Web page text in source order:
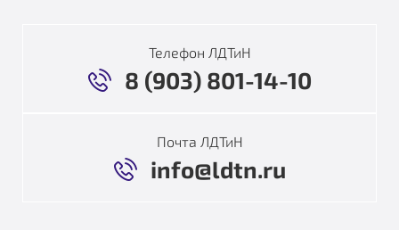
Телефон ЛДТиН
8 (903) 801-14-10
Почта ЛДТиН
info@ldtn.ru